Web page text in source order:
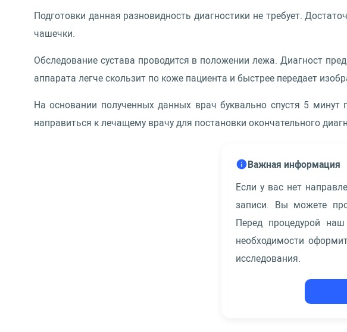
Подготовки данная разновидность диагностики не требует.
чашечки.
Обследование сустава проводится в положении лежа. Диагност
аппарата легче скользит по коже пациента и быстрее передает
На основании полученных данных врач буквально спустя 5
направиться к лечащему врачу для постановки окончательного
Важная информация
Если у вас нет
записи. Вы можете
Перед процедурой
необходимости
исследования.